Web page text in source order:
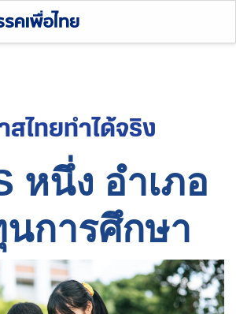
สไทยทำได้จริง
หนึ่ง อำเภอ
การศึกษา